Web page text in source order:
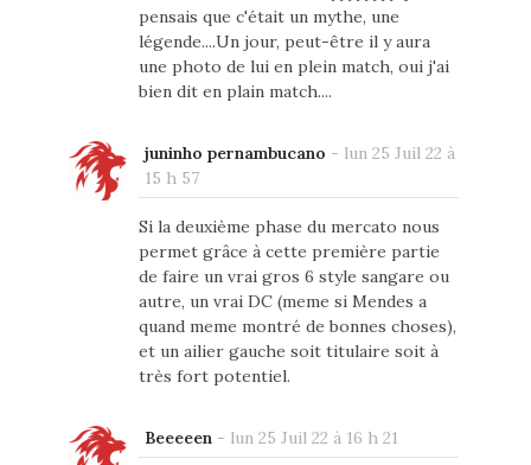
pensais que c'était un mythe, une
légende....Un jour, peut-être il y aura
une photo de lui en plein match, oui j'ai
bien dit en plain match....
juninho pernambucano - lun 25 Juil 22 à
15 h 57
Si la deuxième phase du mercato nous
permet grâce à cette première partie
de faire un vrai gros 6 style sangare ou
autre, un vrai DC (meme si Mendes a
quand meme montré de bonnes choses),
et un ailier gauche soit titulaire soit à
très fort potentiel.
Beeeeen - lun 25 Juil 22 à 16 h 21